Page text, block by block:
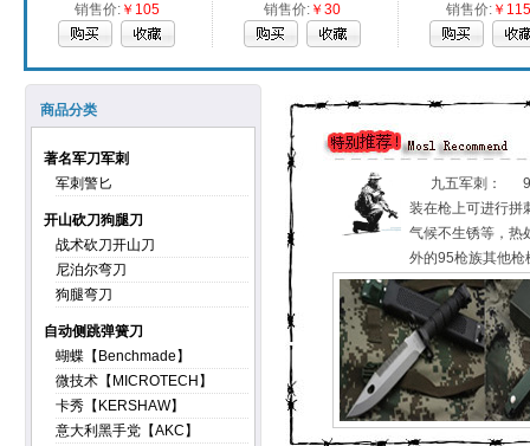
销售价:￥105
销售价: ￥30
销售价:￥115
商品分类
著名军刀军刺
军刺警匕
开山砍刀狗腿刀
战术砍刀开山刀
尼泊尔弯刀
狗腿弯刀
自动侧跳弹簧刀
蝴蝶【Benchmade】
微技术【MICROTECH】
卡秀【KERSHAW】
意大利黑手党【AKC】
九五军刺： 95
装在枪上可进行拼
气候不生锈等，热
外的95枪族其他枪